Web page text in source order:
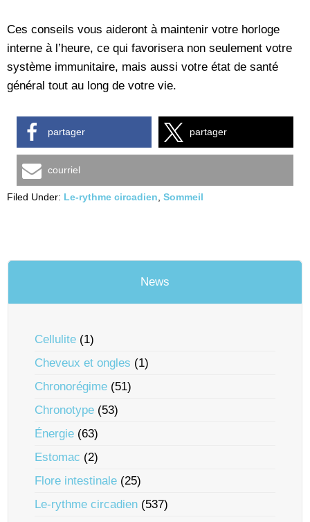
Ces conseils vous aideront à maintenir votre horloge
interne à l’heure, ce qui favorisera non seulement votre
système immunitaire, mais aussi votre état de santé
général tout au long de votre vie.
partager partager
courriel
Filed Under: Le-rythme circadien Sommeil
News
Cellulite (1)
Cheveux et ongles (1)
Chronorégime (51)
Chronotype (53)
Énergie (63)
Estomac (2)
Flore intestinale (25)
Le-rythme circadien (537)